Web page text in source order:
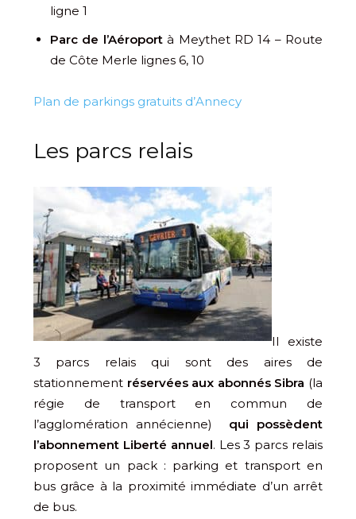
ligne 1
Parc de l’Aéroportà Meythet RD 14 – Route
de Côte Merle lignes 6, 10
Plan de parkings gratuits d’Annecy
Les parcs relais
Il existe
3 parcs relais qui sont des aires de
stationnement réservées aux abonnés Sibra (la
régie de transport en commun de
l’agglomération annécienne)
qui possèdent
l’abonnement Liberté annuel. Les 3 parcs relais
proposent un pack : parking et transport en
bus grâce à la proximité immédiate d’un arrêt
de bus.